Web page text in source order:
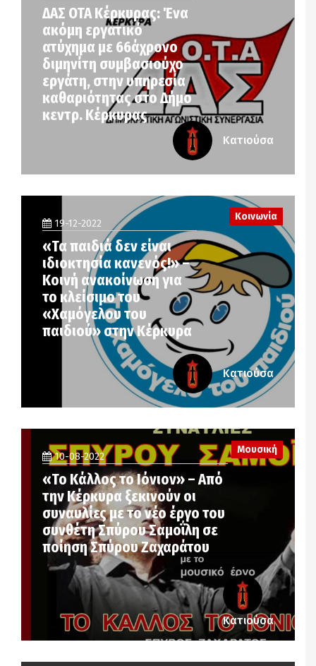
ΔΑΣ ΟΤΑ Κέρκυρας: Ένα
ακόμη εργατικό
ατύχημα με 66άχρονο
διμηνίτη συμβασιούχο
εργάτη, στην υπηρεσία
καθαριότητας στο Δήμο
κεντρ. Κέρκυρας
Κατιούσα
19-12-2022
«Τα παιδιά δεν είναι
ιδιοκτησία κανενός!» –
Κοινή ανακοίνωση για
το κλείσιμο του
«Χαμόγελου του
παιδιού» στην Κέρκυρα
Κοινωνία
Κατιούσα
Μουσική
10-08-2022
«Το Κάλλος το Ιόνιον» – Από
την Κέρκυρα ξεκινούν οι
συναυλίες με το νέο έργο του
συνθέτη Σπύρου Σαμοΐλη σε
ποίηση Σπύρου Ζαχαράτου
Κατιούσα